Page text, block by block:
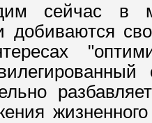
сейчас в
добиваются